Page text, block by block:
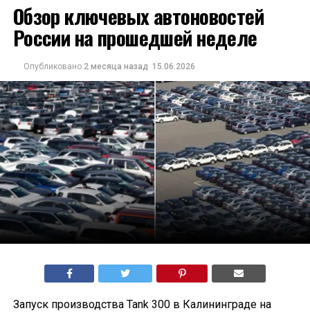
Обзор ключевых автоновостей
России на прошедшей неделе
Опубликовано 2 месяца назад 15.06.2026
Запуск производства Tank 300 в Калининграде на